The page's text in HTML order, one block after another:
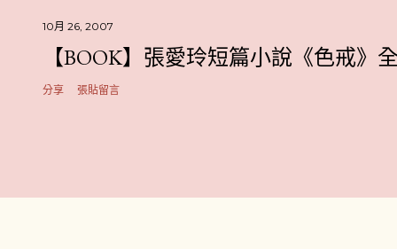
10月 26, 2007
【BOOK】張愛玲短篇小說《色戒》
分享 張貼留言